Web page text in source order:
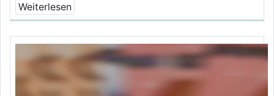
Weiterlesen